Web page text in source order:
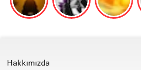
Hakkımızda